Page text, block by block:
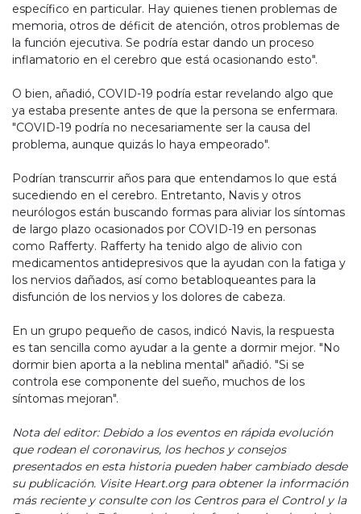
específico en particular. Hay quienes tienen problemas de
memoria, otros de déficit de atención, otros problemas de
la función ejecutiva. Se podría estar dando un proceso
inflamatorio en el cerebro que está ocasionando esto".
O bien, añadió, COVID-19 podría estar revelando algo que
ya estaba presente antes de que la persona se enfermara.
"COVID-19 podría no necesariamente ser la causa del
problema, aunque quizás lo haya empeorado".
Podrían transcurrir años para que entendamos lo que está
sucediendo en el cerebro. Entretanto, Navis y otros
neurólogos están buscando formas para aliviar los síntomas
de largo plazo ocasionados por COVID-19 en personas
como Rafferty. Rafferty ha tenido algo de alivio con
medicamentos antidepresivos que la ayudan con la fatiga y
los nervios dañados, así como betabloqueantes para la
disfunción de los nervios y los dolores de cabeza.
En un grupo pequeño de casos, indicó Navis, la respuesta
es tan sencilla como ayudar a la gente a dormir mejor. "No
dormir bien aporta a la neblina mental" añadió. "Si se
controla ese componente del sueño, muchos de los
síntomas mejoran".
Nota del editor: Debido a los eventos en rápida evolución
que rodean el coronavirus, los hechos y consejos
presentados en esta historia pueden haber cambiado desde
su publicación. Visite Heart.org para obtener la información
más reciente y consulte con los Centros para el Control y la